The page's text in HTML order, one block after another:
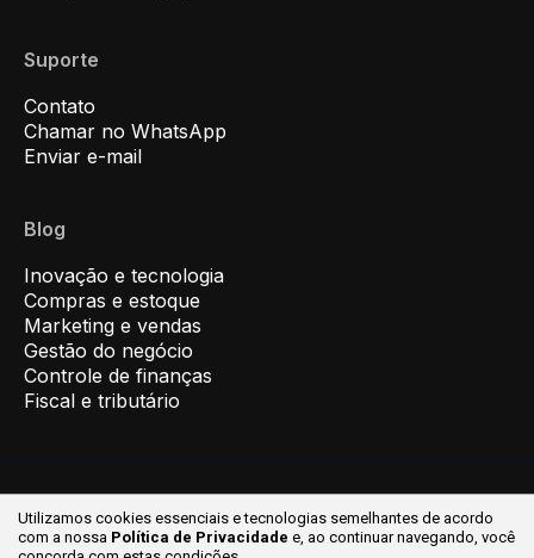
Suporte
Contato
Chamar no WhatsApp
Enviar e-mail
Blog
Inovação e tecnologia
Compras e estoque
Marketing e vendas
Gestão do negócio
Controle de finanças
Fiscal e tributário
© 2026 Inovar ® Todos os direitos reservados.
Utilizamos cookies essenciais e tecnologias semelhantes de acordo
com a nossa Política de Privacidade e, ao continuarnavegando, você